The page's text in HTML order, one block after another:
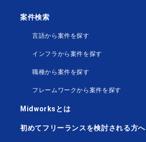
案件検索
言語から案件を探す
インフラから案件を探す
職種から案件を探す
フレームワークから案件を探す
Midworksとは
初めてフリーランスを検討される方へ